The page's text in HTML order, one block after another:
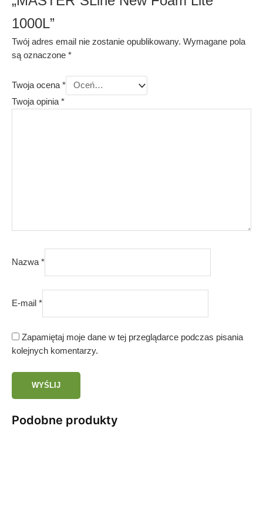
1000L”
Twój adres email nie zostanie opublikowany. Wymagane pola
są oznaczone *
Twoja ocena*
Twoja opinia *
Nazwa *
E-mail *
Zapamiętaj moje dane w tej przeglądarce podczas pisania
kolejnych komentarzy.
Podobne produkty